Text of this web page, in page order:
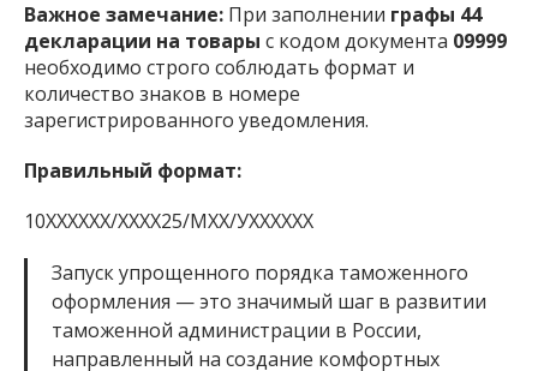
Важное замечание: При заполнении графы 44
декларации на товары с кодом документа 09999
необходимо строго соблюдать формат и
количество знаков в номере
зарегистрированного уведомления.
Правильный формат:
10XXXXXX/XXXX25/МXX/УХХХХХХ
Запуск упрощенного порядка таможенного
оформления — это значимый шаг в развитии
таможенной администрации в России,
направленный на создание комфортных